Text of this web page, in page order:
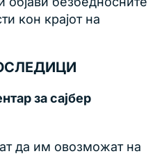
кон крајот на
за сајбер
да им овозможат на